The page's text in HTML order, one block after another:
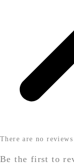
There are no
Be the first to